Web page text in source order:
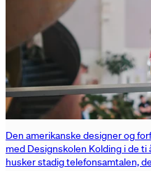
Den amerikanske designer og
med Designskolen Kolding i de ti
husker stadig telefonsamtalen,